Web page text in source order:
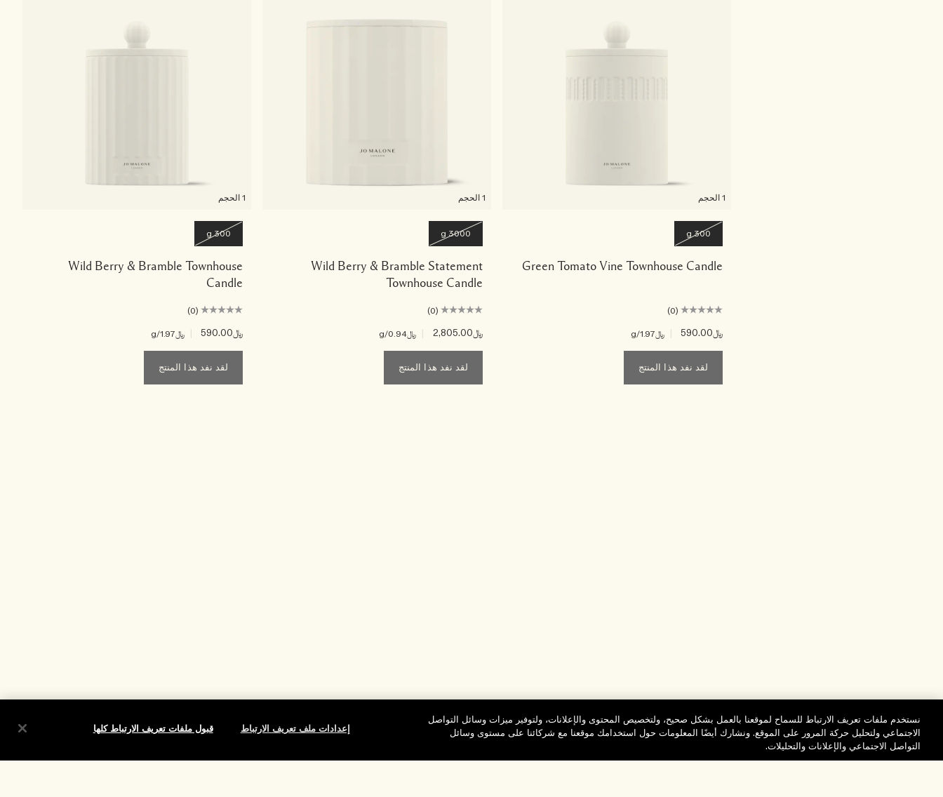
1 الحجم
300 g
Green Tomato Vine Townhouse Candle
(0)
﷼590.00 ﷼1.97 /g
لقد نفد هذا المنتج
1 الحجم
3000 g
Wild Berry & Bramble Statement
Townhouse Candle
(0)
﷼2,805.00 ﷼0.94 /g
لقد نفد هذا المنتج
1 الحجم
300 g
Wild Berry & Bramble Townhouse
Candle
(0)
﷼590.00 ﷼1.97 /g
لقد نفد هذا المنتج
نستخدم ملفات تعريف الارتباط للسماح لموقعنا بالعمل بشكل صحيح، ولتخصيص المحتوى والإعلانات، ولتوفير ميزات وسائل التواصل
الاجتماعي ولتحليل حركة المرور على الموقع. ونشارك أيضًا المعلومات حول استخدامك موقعنا مع شركائنا على مستوى وسائل
التواصل الاجتماعي والإعلانات والتحليلات.
إعدادات ملف تعريف الارتباط قبول ملفات تعريف الارتباط كلها